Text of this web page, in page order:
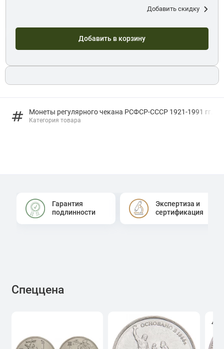
Монеты регулярного чекана РСФСР-СССР 1921-1991 гг.
Категория товара
Добавить скидку
Добавить в корзину
Гарантия
подлинности
Экспертиза и
сертификация
Спеццена
4.0